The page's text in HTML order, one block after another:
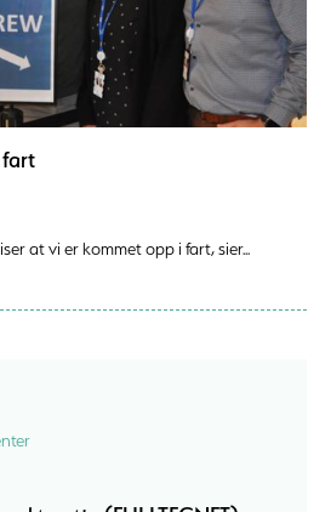
at vi er kommet opp i fart, sier...